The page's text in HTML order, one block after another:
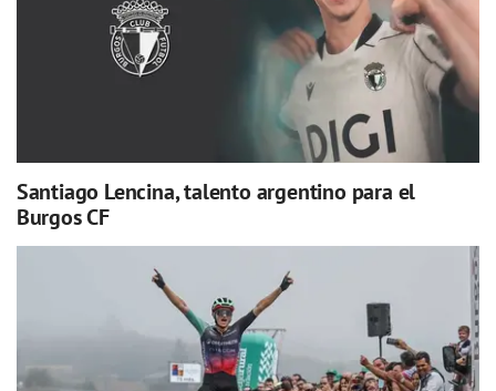
Santiago Lencina, talento argentino para el
Burgos CF